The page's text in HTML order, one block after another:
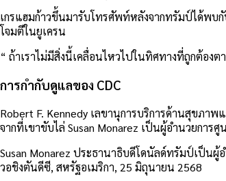
เกรแฮมก้าวขึ้นมารับโทรศัพท์หลังจากทรัมป์ได้พบ
โจมตีในยูเครน
“ ถ้าเราไม่มีสิ่งนี้เคลื่อนไหวไปในทิศทางที่ถูกต้อง
การกำกับดูแลของ CDC
Robert F. Kennedy เลขานุการบริการด้านสุขภ
จากที่เขาขับไล่ Susan Monarez เป็นผู้อำนวยกา
Susan Monarez ประธานาธิบดีโดนัลด์ทรัมป์เป็น
วอชิงตันดีซี, สหรัฐอเมริกา, 25 มิถุนายน 2568